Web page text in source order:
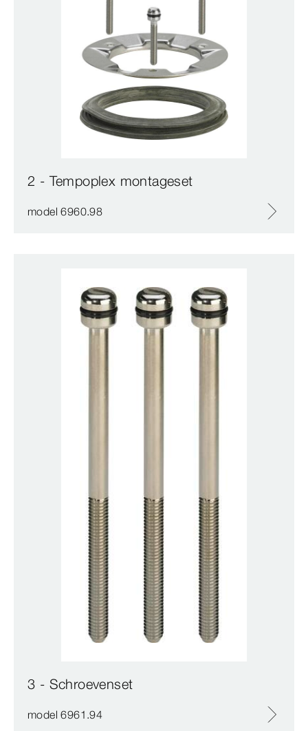
2 - Tempoplex montageset
model 6960.98
3 - Schroevenset
model 6961.94